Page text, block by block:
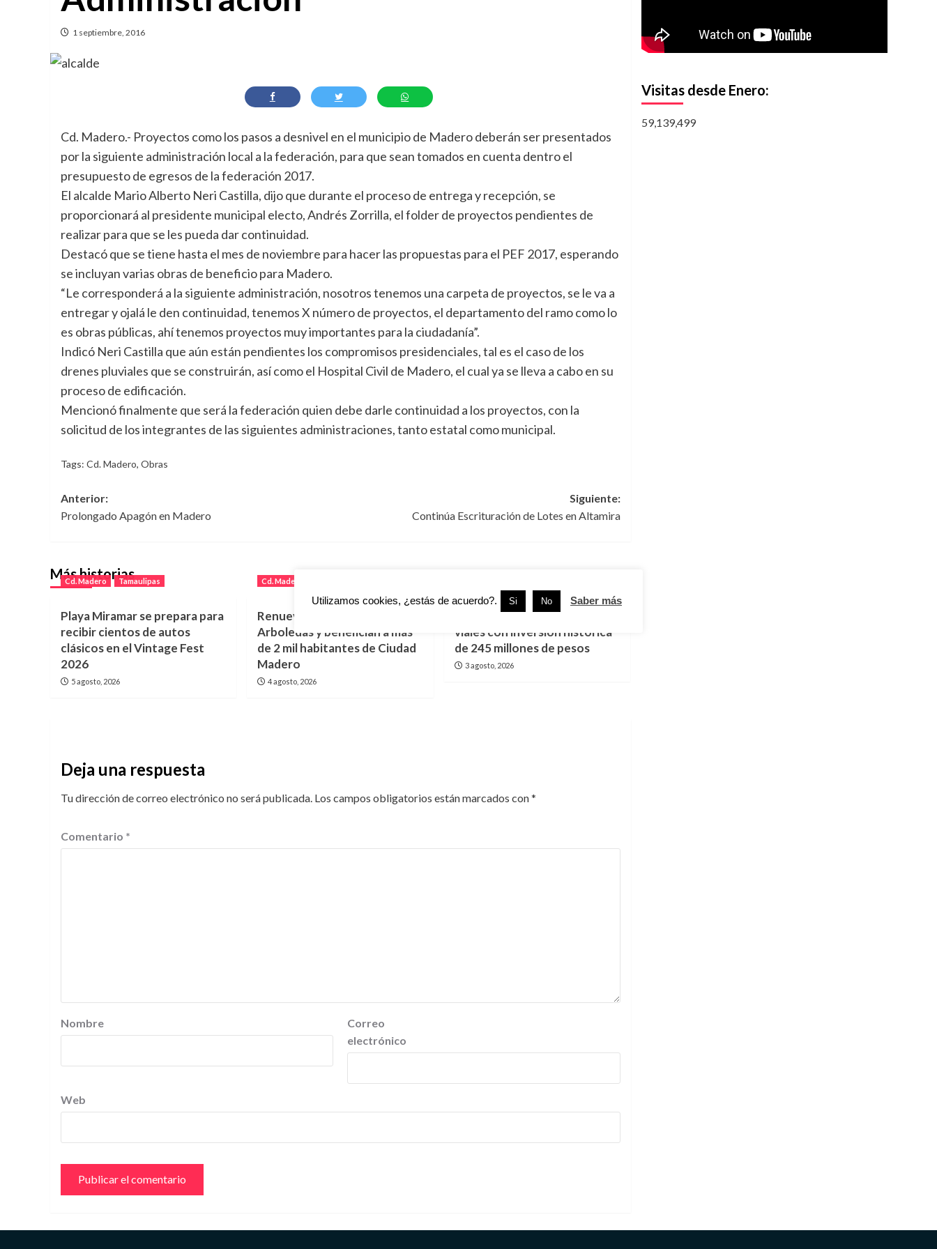
1 septiembre, 2016
Cd. Madero.- Proyectos como los pasos a desnivel en el municipio de Madero deberán ser presentados
por la siguiente administración local a la federación, para que sean tomados en cuenta dentro el
presupuesto de egresos de la federación 2017.
El alcalde Mario Alberto Neri Castilla, dijo que durante el proceso de entrega y recepción, se
proporcionará al presidente municipal electo, Andrés Zorrilla, el folder de proyectos pendientes de
realizar para que se les pueda dar continuidad.
Destacó que se tiene hasta el mes de noviembre para hacer las propuestas para el PEF 2017, esperando
se incluyan varias obras de beneficio para Madero.
“Le corresponderá a la siguiente administración, nosotros tenemos una carpeta de proyectos, se le va a
entregar y ojalá le den continuidad, tenemos X número de proyectos, el departamento del ramo como lo
es obras públicas, ahí tenemos proyectos muy importantes para la ciudadanía”.
Indicó Neri Castilla que aún están pendientes los compromisos presidenciales, tal es el caso de los
drenes pluviales que se construirán, así como el Hospital Civil de Madero, el cual ya se lleva a cabo en su
proceso de edificación.
Mencionó finalmente que será la federación quien debe darle continuidad a los proyectos, con la
solicitud de los integrantes de las siguientes administraciones, tanto estatal como municipal.
Tags: Cd. Madero, Obras
Navegación
de
Anterior:
Prolongado Apagón en Madero
Siguiente:
Continúa Escrituración de Lotes en Altamira
Más historias
Cd. Madero Tamaulipas
Playa Miramar se prepara para
recibir cientos de autos
clásicos en el Vintage Fest
2026
5 agosto, 2026
Cd. Madero
Renuevan 24 edificios en
Arboledas y benefician a más
de 2 mil habitantes de Ciudad
Madero
4 agosto, 2026
Ciudad Madero acelera obras
viales con inversión histórica
de 245 millones de pesos
3 agosto, 2026
Deja una respuesta
Tu dirección de correo electrónico no será publicada. Los campos obligatorios están marcados con*
Comentario *
Nombre
Correo
electrónico
Web
Visitas desde Enero:
59,139,499
Utilizamos cookies, ¿estás de acuerdo?. Si No Saber más